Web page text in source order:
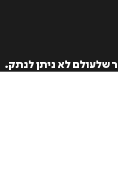
שלעולם לא ניתן לנתק.